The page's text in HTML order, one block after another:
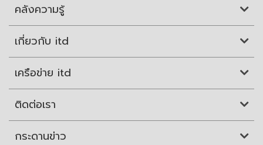
คลังความรู้
เกี่ยวกับ itd
เครือข่าย itd
ติดต่อเรา
กระดานข่าว